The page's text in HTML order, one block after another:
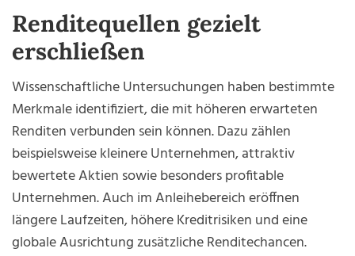
Renditequellen gezielt
erschließen
Wissenschaftliche Untersuchungen haben bestimmte
Merkmale identifiziert, die mit höheren erwarteten
Renditen verbunden sein können. Dazu zählen
beispielsweise kleinere Unternehmen, attraktiv
bewertete Aktien sowie besonders profitable
Unternehmen. Auch im Anleihebereich eröffnen
längere Laufzeiten, höhere Kreditrisiken und eine
globale Ausrichtung zusätzliche Renditechancen.